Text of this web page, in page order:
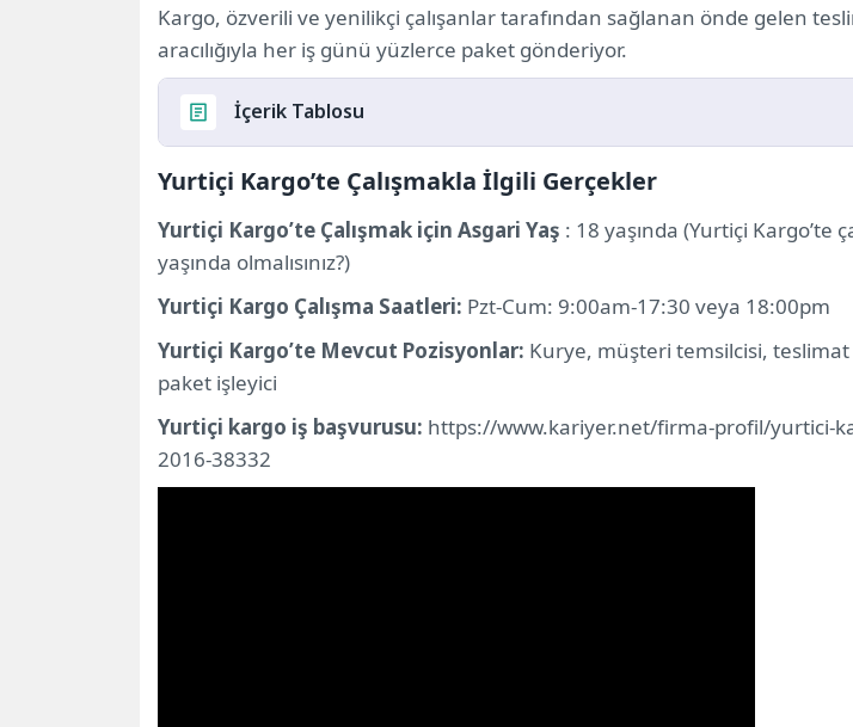
Kargo, özverili ve yenilikçi çalışanlar tarafından sağlanan önde gelen
aracılığıyla her iş günü yüzlerce paket gönderiyor.
İçerik Tablosu
Yurtiçi Kargo’te Çalışmakla İlgili Gerçekler
Yurtiçi Kargo Suçluları İşe Alır mı?
Yurtiçi Kargo Pozisyonları ve Maaş Bilgileri
Başvuru İçin İpuçları
Uygulama durumu
Yurtiçi Kargo’te Çalışmanın Faydaları
Yurtiçi Kargo’te Çalışmakla İlgili Gerçekler
Yurtiçi Kargo’te Çalışmak için Asgari Yaş : 18 yaşında (Yurtiçi Kargo’te
yaşında olmalısınız?)
Yurtiçi Kargo Çalışma Saatleri: Pzt-Cum: 9:00am-17:30 veya 18:00pm
Yurtiçi Kargo’te Mevcut Pozisyonlar: Kurye, müşteri temsilcisi,
paket işleyici
Yurtiçi kargo iş başvurusu: https://www.kariyer.net/firma-profil/yurtici-
2016-38332